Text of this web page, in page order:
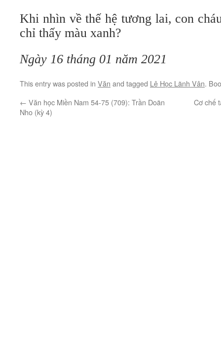
Khi nhìn về thế hệ tương lai, con
chỉ thấy màu xanh?
Ngày 16 tháng 01 năm 2021
This entry was posted in Văn and tagged Lê Học Lãnh Vân.
← Văn học Miền Nam 54-75 (709): Trần Doãn
Nho (kỳ 4)
Cơ chế